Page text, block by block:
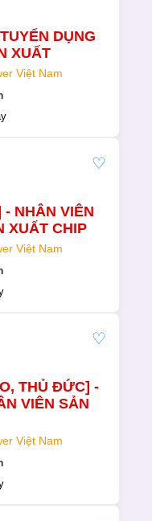
DỤNG
XUẤT
Việt Nam
NHÂN VIÊN
XUẤT CHIP
Việt Nam
♡
THỦ ĐỨC] -
VIÊN SẢN
Việt Nam
♡